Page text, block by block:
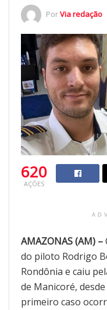
PorVia redação
620
AÇÕES
AMAZONAS (AM) –
do piloto Rodrigo
Rondônia e caiu
de Manicoré,
primeiro caso